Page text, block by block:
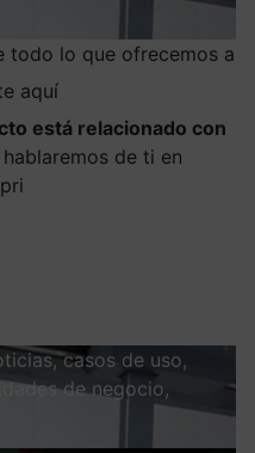
todo lo que ofrecemos a
aquí
está relacionado con
hablaremos de ti en
casos de uso,
de negocio,